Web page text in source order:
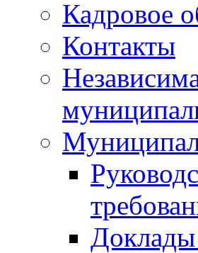
Кадровое
Контакты